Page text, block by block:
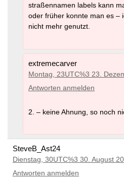
straßennamen labels kann
oder früher konnte man es –
nicht mehr genutzt.
extremecarver
Montag, 23UTC%3 23.
Antworten anmelden
2. – keine Ahnung, so noch
SteveB_Ast24
Dienstag, 30UTC%3 30. August
Antworten anmelden